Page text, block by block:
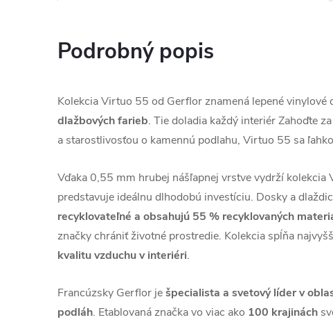
Podrobný popis
Kolekcia Virtuo 55 od Gerflor znamená lepené vinylové
dlažbových farieb. Tie doladia každý interiér Zahoďte
a starostlivosťou o kamennú podlahu, Virtuo 55 sa
Vďaka 0,55 mm hrubej nášľapnej vrstve vydrží kolekcia
predstavuje ideálnu dlhodobú investíciu. Dosky a
recyklovateľné a obsahujú 55 % recyklovaných
značky chrániť životné prostredie. Kolekcia spĺňa
kvalitu vzduchu v interiéri.
Francúzsky Gerflor ješpecialista a svetový líder v
podláh. Etablovaná značka vo viac ako 100 krajinách